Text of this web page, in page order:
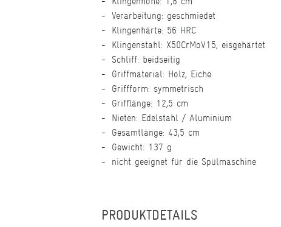
Verarbeitung: geschmiedet
Klingenhärte: 56 HRC
Klingenstahl: X50CrMoV15, eisgehärtet
Schliff: beidseitig
Griffmaterial: Holz, Eiche
Griffform: symmetrisch
Grifflänge: 12,5 cm
Nieten: Edelstahl / Aluminium
Gesamtlänge: 43,5 cm
Gewicht: 137 g
nicht geeignet für die Spülmaschine
PRODUKTDETAILS